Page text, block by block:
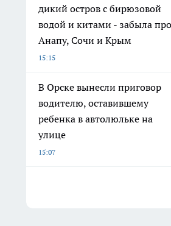
дикий остров с бирюзовой
водой и китами - забыла про
Анапу, Сочи и Крым
15:15
В Орске вынесли приговор
водителю, оставившему
ребенка в автолюльке на
улице
15:07